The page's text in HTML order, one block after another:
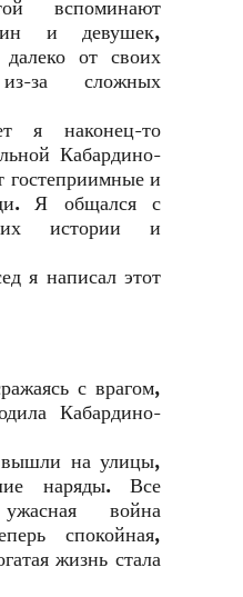
вспоминают
и девушек,
далеко от своих
за сложных
я наконец-то
Кабардино-
гостеприимные и
Я общался с
истории и
я написал этот
с врагом,
Кабардино-
вышли на улицы,
наряды. Все
война
спокойная,
жизнь стала